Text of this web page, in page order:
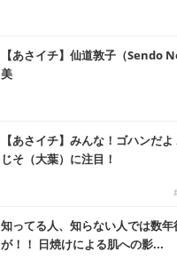
【あさイチ】仙道敦子（Sendo
美
【あさイチ】みんな！ゴハンだ
じそ（大葉）に注目！
知ってる人、知らない人では数
が！！ 日焼けによる肌への影...